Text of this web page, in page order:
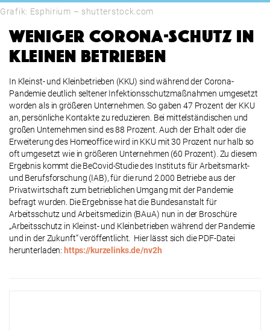
Grafik: Esphirium – shutterstock.com
WENIGER CORONA-SCHUTZ IN
KLEINEN BETRIEBEN
In Kleinst- und Kleinbetrieben (KKU) sind während der Corona-
Pandemie deutlich seltener Infektionsschutzmaßnahmen umgesetzt
worden als in größeren Unternehmen. So gaben 47 Prozent der KKU
an, persönliche Kontakte zu reduzieren. Bei mittelständischen und
großen Unternehmen sind es 88 Prozent. Auch der Erhalt oder die
Erweiterung des Homeoffice wird in KKU mit 30 Prozent nur halb so
oft umgesetzt wie in größeren Unternehmen (60 Prozent). Zu diesem
Ergebnis kommt die BeCovid-Studie des Instituts für Arbeitsmarkt-
und Berufsforschung (IAB), für die rund 2.000 Betriebe aus der
Privatwirtschaft zum betrieblichen Umgang mit der Pandemie
befragt wurden. Die Ergebnisse hat die Bundesanstalt für
Arbeitsschutz und Arbeitsmedizin (BAuA) nun in der Broschüre
„Arbeitsschutz in Kleinst- und Kleinbetrieben während der Pandemie
und in der Zukunft“ veröffentlicht. Hier lässt sich die PDF-Datei
herunterladen: https://kurzelinks.de/nv2h